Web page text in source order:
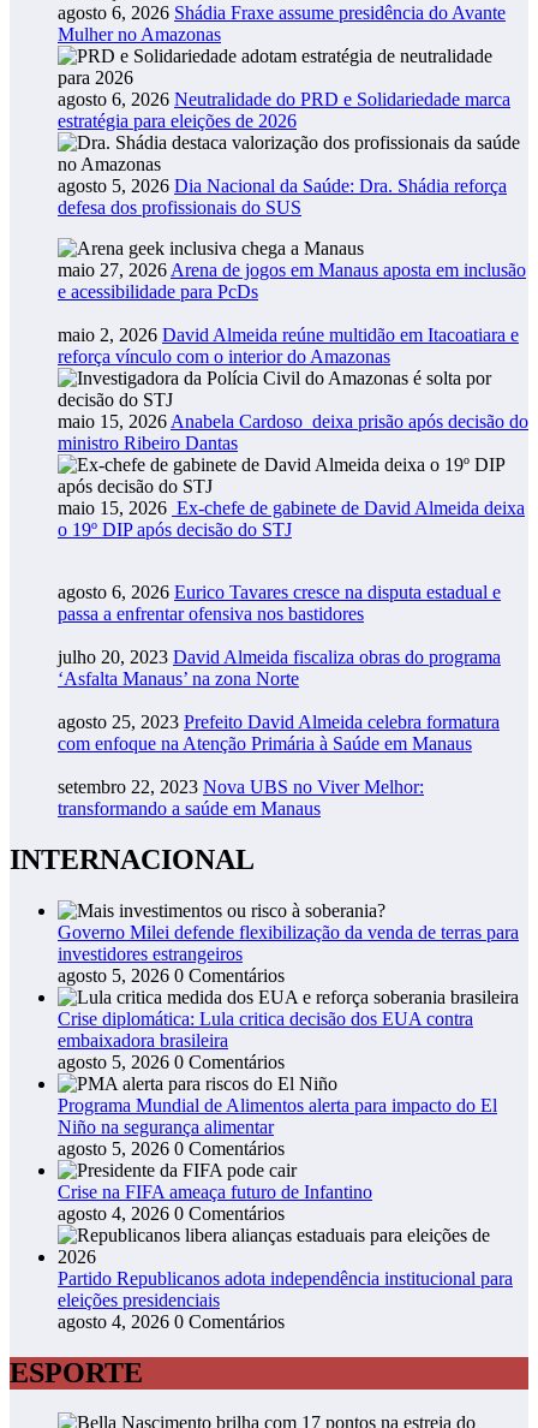
agosto 6, 2026 Shádia Fraxe assume presidência do Avante
Mulher no Amazonas
agosto 6, 2026 Neutralidade do PRD e Solidariedade marca
estratégia para eleições de 2026
agosto 5, 2026 Dia Nacional da Saúde: Dra. Shádia reforça
defesa dos profissionais do SUS
maio 27, 2026 Arena de jogos em Manaus aposta em inclusão
e acessibilidade para PcDs
maio 2, 2026 David Almeida reúne multidão em Itacoatiara e
reforça vínculo com o interior do Amazonas
maio 15, 2026 Anabela Cardoso deixa prisão após decisão do
ministro Ribeiro Dantas
maio 15, 2026 Ex-chefe de gabinete de David Almeida deixa
o 19º DIP após decisão do STJ
agosto 6, 2026 Eurico Tavares cresce na disputa estadual e
passa a enfrentar ofensiva nos bastidores
julho 20, 2023 David Almeida fiscaliza obras do programa
‘Asfalta Manaus’ na zona Norte
agosto 25, 2023 Prefeito David Almeida celebra formatura
com enfoque na Atenção Primária à Saúde em Manaus
setembro 22, 2023 Nova UBS no Viver Melhor:
transformando a saúde em Manaus
INTERNACIONAL
Governo Milei defende flexibilização da venda de terras para
investidores estrangeiros
agosto 5, 2026 0 Comentários
Crise diplomática: Lula critica decisão dos EUA contra
embaixadora brasileira
agosto 5, 2026 0 Comentários
Programa Mundial de Alimentos alerta para impacto do El
Niño na segurança alimentar
agosto 5, 2026 0 Comentários
Crise na FIFA ameaça futuro de Infantino
agosto 4, 2026 0 Comentários
Partido Republicanos adota independência institucional para
eleições presidenciais
agosto 4, 2026 0 Comentários
ESPORTE